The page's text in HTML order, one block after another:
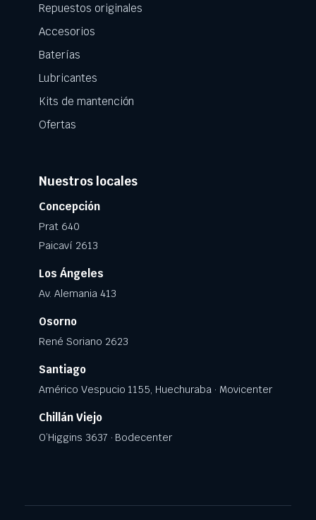
Repuestos originales
Accesorios
Baterías
Lubricantes
Kits de mantención
Ofertas
Nuestros locales
Concepción
Prat 640
Paicaví 2613
Los Ángeles
Av. Alemania 413
Osorno
René Soriano 2623
Santiago
Américo Vespucio 1155, Huechuraba · Movicenter
Chillán Viejo
O’Higgins 3637 · Bodecenter